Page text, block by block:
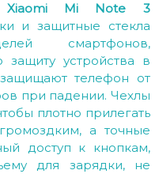
Xiaomi Mi Note 3
и защитные стекла
смартфонов,
устройства в
телефон от
при падении. Чехлы
плотно прилегать
а точные
доступ к кнопкам,
для зарядки, не